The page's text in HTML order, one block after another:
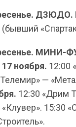
(бывший
МИНИ-
17 ноября. 12:00
—
12:30 «Дрим
15:30